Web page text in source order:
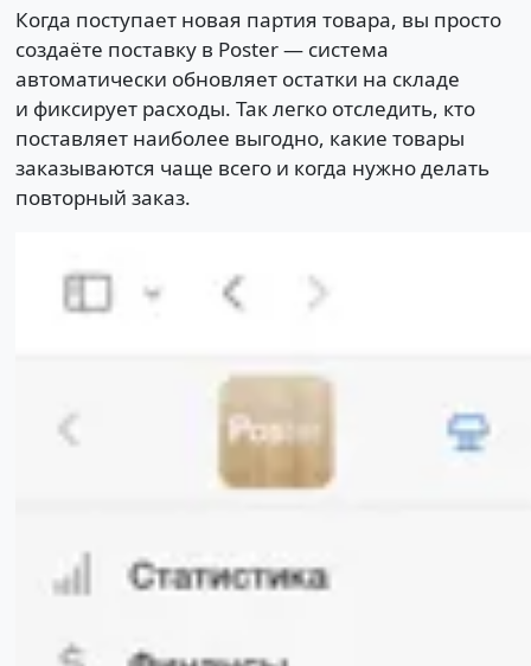
Когда поступает новая партия товара, вы просто
создаёте поставку в Poster — система
автоматически обновляет остатки на складе
и фиксирует расходы. Так легко отследить, кто
поставляет наиболее выгодно, какие товары
заказываются чаще всего и когда нужно делать
повторный заказ.